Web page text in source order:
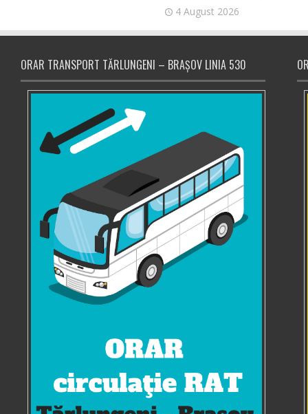
4 August 2026
ORAR TRANSPORT TĂRLUNGENI – BRAȘOV LINIA 530